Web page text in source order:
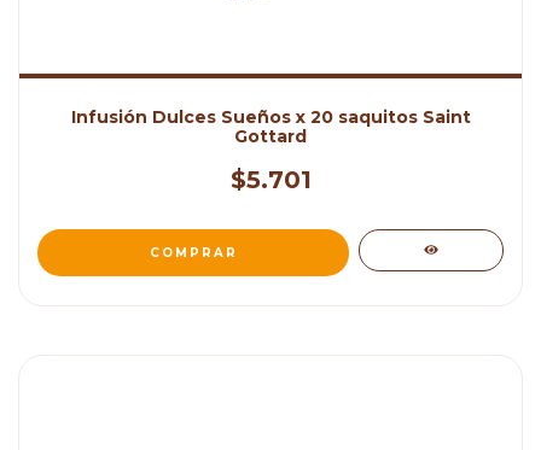
Infusión Dulces Sueños x 20 saquitos Saint
Gottard
$5.701